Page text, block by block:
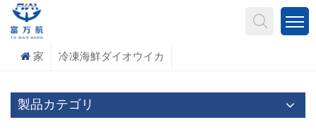
家 冷凍海鮮ダイオウイカ
製品カテゴリ